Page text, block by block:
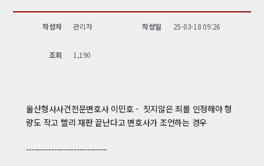
작성자 관리자 작성일 25-03-18 09:26
조회 1,190
울산형사사건전문변호사 이민호 - 짓지않은 죄를 인정해야 형
량도 작고 빨리 재판 끝난다고 변호사가 조언하는 경우
-----------------------------